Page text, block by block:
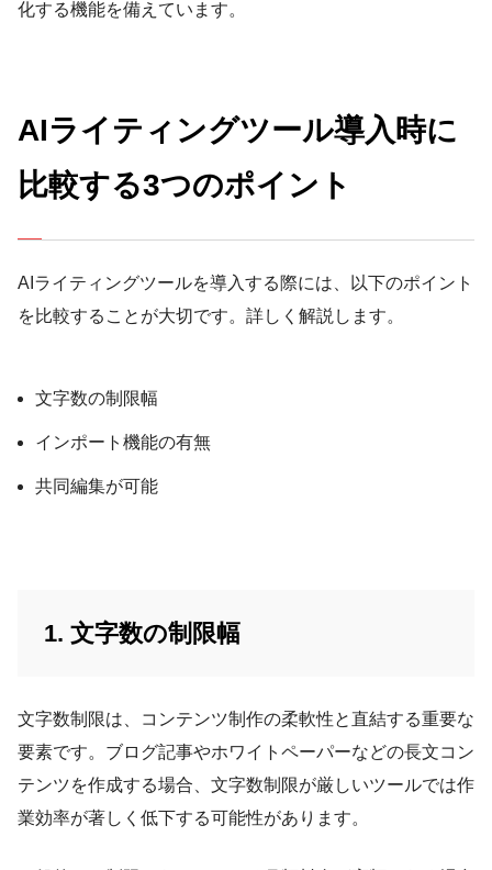
化する機能を備えています。
AIライティングツール導入時に
比較する3つのポイント
AIライティングツールを導入する際には、以下のポイント
を比較することが大切です。詳しく解説します。
文字数の制限幅
インポート機能の有無
共同編集が可能
1. 文字数の制限幅
文字数制限は、コンテンツ制作の柔軟性と直結する重要な
要素です。ブログ記事やホワイトペーパーなどの長文コン
テンツを作成する場合、文字数制限が厳しいツールでは作
業効率が著しく低下する可能性があります。